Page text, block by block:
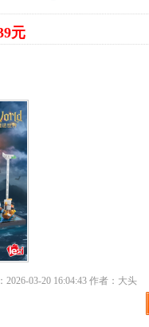
元
2026-03-20 16:04:43 作者：大头